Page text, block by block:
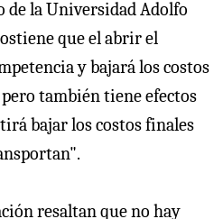
de la Universidad Adolfo
que el abrir el
y bajará los costos
también tiene efectos
bajar los costos finales
resaltan que no hay